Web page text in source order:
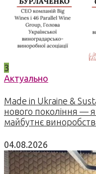
3
Актуально
Made in Ukraine &
нового покоління —
майбутнє
04.08.2026